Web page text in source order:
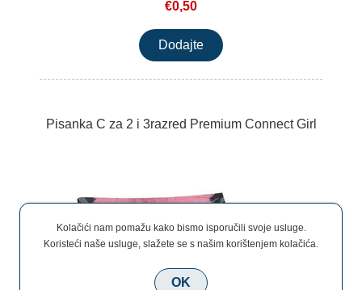
€0,50
Pisanka C za 2 i 3razred Premium Connect Girl
Kolačići nam pomažu kako bismo isporučili svoje usluge.
Koristeći naše usluge, slažete se s našim korištenjem kolačića.
OK